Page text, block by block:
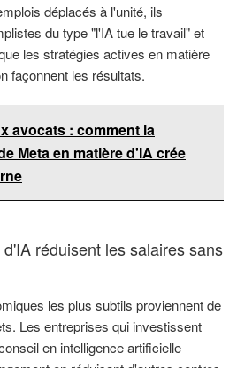
déplacés à l'unité, ils
du type "l'IA tue le travail" et
les stratégies actives en matière
façonnent les résultats.
avocats : comment la
Meta en matière d'IA crée
réduisent les salaires sans
les plus subtils proviennent de
Les entreprises qui investissent
en intelligence artificielle